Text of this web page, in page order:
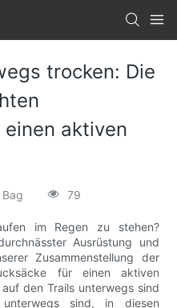
trocken: Die
aktiven
79
im Regen zu stehen?
Ausrüstung und
Zusammenstellung der
für einen aktiven
den Trails unterwegs sind
sind, in diesen